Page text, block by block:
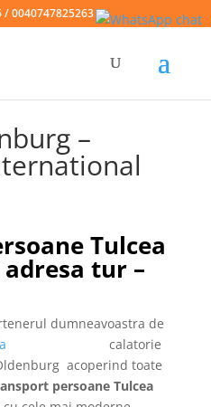
/ 0040747825263
–
Tulcea
tur –
dumneavoastra de
calatorie
acoperind toate
persoane Tulcea